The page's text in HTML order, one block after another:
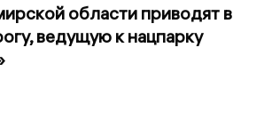
области приводят в
ведущую к нацпарку